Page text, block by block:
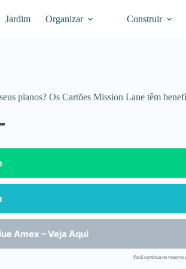
Jardim Organizar Construir
planos? Os Cartões Mission Lane têm
Amex – Veja Aqui
Você continua no mesmo